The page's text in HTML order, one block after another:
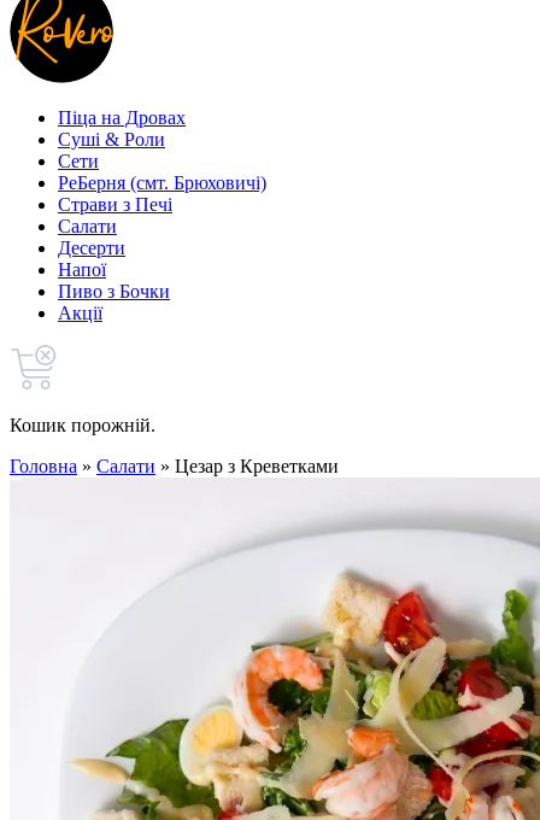
Піца на Дровах
Cуші & Роли
Сети
РеБерня (смт. Брюховичі)
Страви з Печі
Салати
Десерти
Напої
Пиво з Бочки
Акції
Кошик порожній.
Головна » Салати » Цезар з Креветками